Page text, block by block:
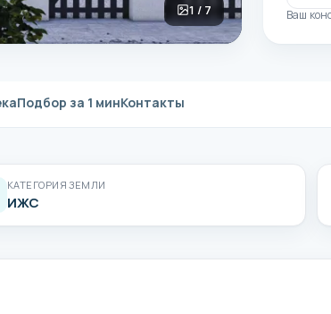
1 / 7 Ваш
Подбор за 1 минКонтакты
КАТЕГОРИЯ ЗЕМЛИ
ИЖС